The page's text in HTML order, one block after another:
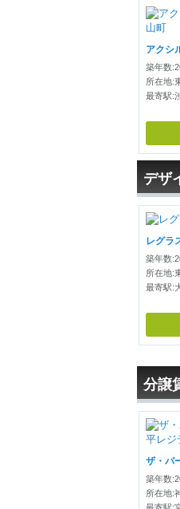
アクシ
築年数
所在地:
最寄駅:
デザ
レグラ
築年数
所在地:
最寄駅:
分譲
築年数
所在地: